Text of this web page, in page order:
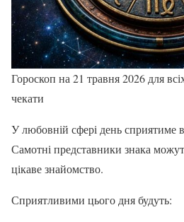
Гороскоп на 21 травня 2026 для
чекати
У любовній сфері день сприятиме
Самотні представники знака
цікаве знайомство.
Сприятливими цього дня будуть: